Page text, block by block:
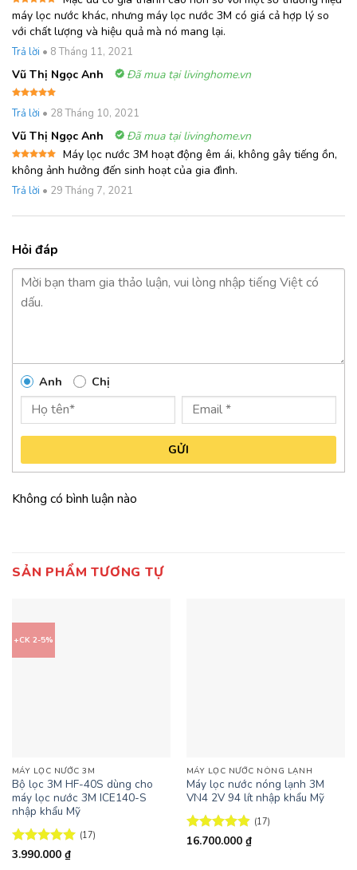
Được xếp
hạng
55
sao
máy lọc nước khác, nhưng máy lọc nước 3M có giá cả hợp lý so
với chất lượng và hiệu quả mà nó mang lại.
Trả lời • 8 Tháng 11, 2021
Vũ Thị Ngọc Anh Đã mua tại livinghome.vn
hạng5 5
Trả lời • 28 Tháng 10, 2021
Vũ Thị Ngọc Anh Đã mua tại livinghome.vn
Được xếp
hạng55
sao
Máy lọc nước 3M hoạt động êm ái, không gây tiếng ồn,
không ảnh hưởng đến sinh hoạt của gia đình.
Trả lời • 29 Tháng 7, 2021
Hỏi đáp
Anh Chị
GỬI
Không có bình luận nào
SẢN PHẨM TƯƠNG TỰ
+CK 2-5%
MÁY LỌC NƯỚC 3M
Bộ lọc 3M HF-40S dùng cho
máy lọc nước 3M ICE140-S
nhập khẩu Mỹ
Được xếp
(17)
3.990.000 ₫
MÁY LỌC NƯỚC NÓNG LẠNH
Máy lọc nước nóng lạnh 3M
VN4 2V 94 lít nhập khẩu Mỹ
Được xếp
(17)
16.700.000 ₫